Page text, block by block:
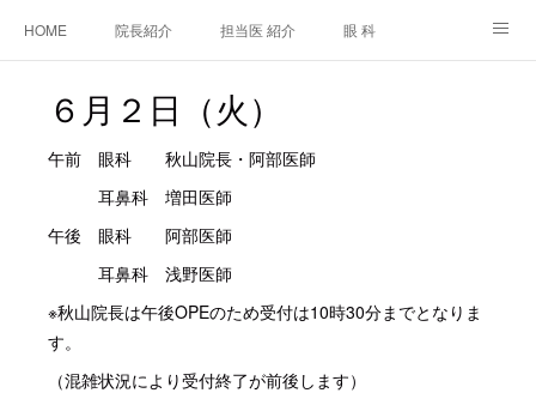
HOME 院長紹介 担当医 紹介 眼 科
アクセス ご相談・お問合せ 施設基準等及び掲示事項について
６月２日（火）
午前 眼科 秋山院長・阿部医師
耳鼻科 増田医師
午後 眼科 阿部医師
耳鼻科 浅野医師
※秋山院長は午後OPEのため受付は10時30分までとなりま
す。
（混雑状況により受付終了が前後します）